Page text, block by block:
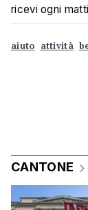
ricevi ogni
aiuto attività
CANTONE